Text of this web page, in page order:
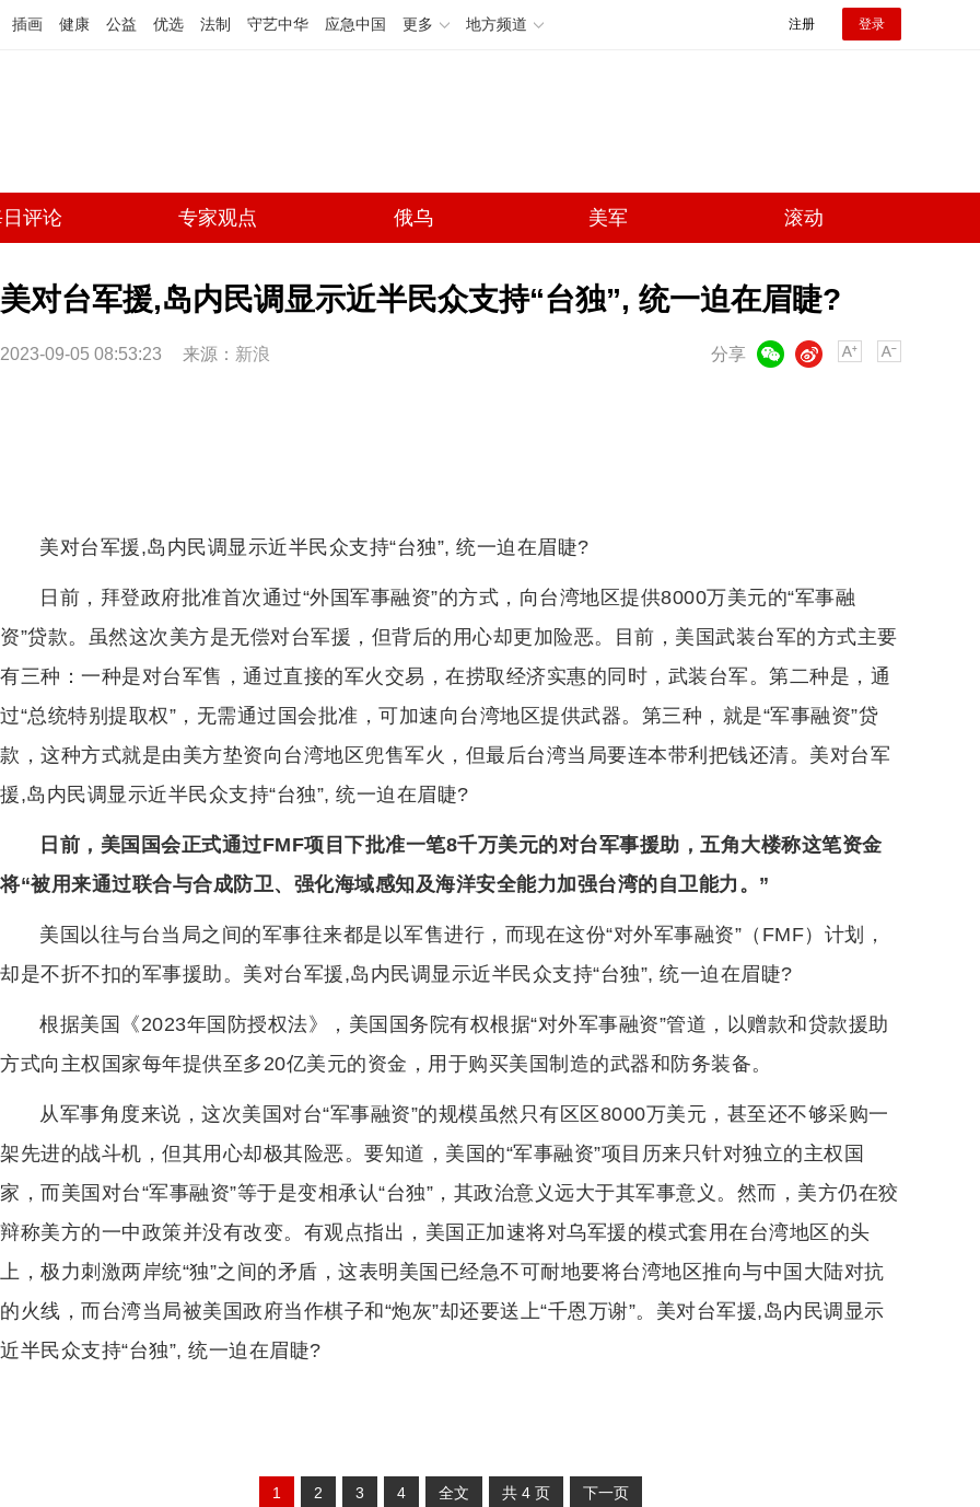
插画 健康 公益 优选 法制 守艺中华 应急中国 更多 地方频道 注册 登录
评论 专家观点 俄乌 美军 滚动
美对台军援,岛内民调显示近半民众支持“台独”, 统一迫在眉睫?
2023-09-05 08:53:23 来源： 新浪 分享
微博
美对台军援,岛内民调显示近半民众支持“台独”, 统一迫在眉睫?
日前，拜登政府批准首次通过“外国军事融资”的方式，向台湾地区提供8000万美元的“军事融
资”贷款。虽然这次美方是无偿对台军援，但背后的用心却更加险恶。目前，美国武装台军的方式主要
有三种：一种是对台军售，通过直接的军火交易，在捞取经济实惠的同时，武装台军。第二种是，通
过“总统特别提取权”，无需通过国会批准，可加速向台湾地区提供武器。第三种，就是“军事融资”贷
款，这种方式就是由美方垫资向台湾地区兜售军火，但最后台湾当局要连本带利把钱还清。美对台军
援,岛内民调显示近半民众支持“台独”, 统一迫在眉睫?
日前，美国国会正式通过FMF项目下批准一笔8千万美元的对台军事援助，五角大楼称这笔资金
将“被用来通过联合与合成防卫、强化海域感知及海洋安全能力加强台湾的自卫能力。”
美国以往与台当局之间的军事往来都是以军售进行，而现在这份“对外军事融资”（FMF）计划，
却是不折不扣的军事援助。美对台军援,岛内民调显示近半民众支持“台独”, 统一迫在眉睫?
根据美国《2023年国防授权法》，美国国务院有权根据“对外军事融资”管道，以赠款和贷款援助
方式向主权国家每年提供至多20亿美元的资金，用于购买美国制造的武器和防务装备。
从军事角度来说，这次美国对台“军事融资”的规模虽然只有区区8000万美元，甚至还不够采购一
架先进的战斗机，但其用心却极其险恶。要知道，美国的“军事融资”项目历来只针对独立的主权国
家，而美国对台“军事融资”等于是变相承认“台独”，其政治意义远大于其军事意义。然而，美方仍在狡
辩称美方的一中政策并没有改变。有观点指出，美国正加速将对乌军援的模式套用在台湾地区的头
上，极力刺激两岸统“独”之间的矛盾，这表明美国已经急不可耐地要将台湾地区推向与中国大陆对抗
的火线，而台湾当局被美国政府当作棋子和“炮灰”却还要送上“千恩万谢”。美对台军援,岛内民调显示
近半民众支持“台独”, 统一迫在眉睫?
1 2 3 4 全文 共 4 页 下一页